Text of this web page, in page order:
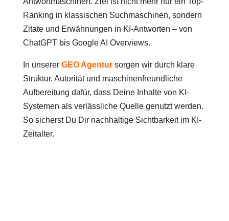
Ranking in klassischen Suchmaschinen, sondern
Zitate und Erwähnungen in KI-Antworten – von
ChatGPT bis Google AI Overviews.
In unserer GEO Agentursorgen wir durch klare
Struktur, Autorität und maschinenfreundliche
Aufbereitung dafür, dass Deine Inhalte von KI-
Systemen als verlässliche Quelle genutzt werden.
So sicherst Du Dir nachhaltige Sichtbarkeit im KI-
Zeitalter.